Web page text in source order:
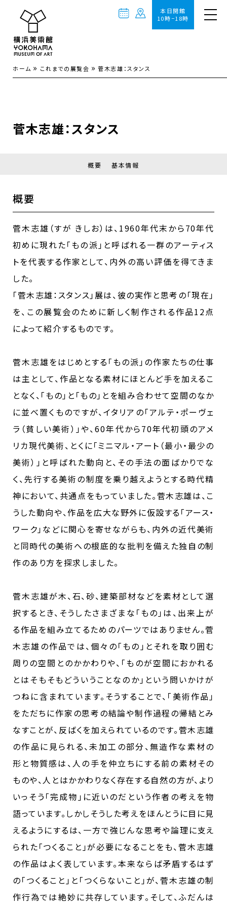
本日開館
10時−18時
ホーム » これまでの展覧会 » 菅木志雄：スタンス
菅木志雄：スタンス
概要 基本情報
概要
菅木志雄（すが きしお）は、1960年代末から70年代
初めに現れた｢もの派｣と呼ばれる一群のアーティス
トを代表する作家として、内外の高い評価を得てきま
した。
｢菅木志雄：スタンス｣展は、彼の実作と思考の｢現在｣
を、この展覧会のために新しく制作される作品12点
によって紹介するものです。
菅木志雄をはじめとする｢もの派｣の作家たちの仕事
は主として、作品となる素材にほとんど手を加えるこ
となく、｢もの｣と｢もの｣とを組み合わせて空間のなか
に並べ置くものですが、イタリアの｢アルテ・ポーヴェ
ラ（貧しい美術）｣や、60年代から70年代初頭のアメ
リカ現代美術、とくに｢ミニマル・アート（最小・最少の
美術）｣と呼ばれた動向と、その手法の面ばかりでな
く、先行する美術の制度を乗り越えようとする時代精
神において、共通点をもっていました。菅木志雄は、こ
うした動向や、作品を広大な野外に仮設する｢アース・
ワーク｣などに関心を寄せながらも、内外の近代美術
と同時代の美術への根底的な批判を備えた独自の制
作のあり方を探求しました。
菅木志雄が木、石、砂、建築部材などを素材として選
択するとき、そうしたさまざまな｢もの｣は、出来上が
る作品を組み立てるためのパーツではありません。菅
木志雄の作品では、個々の｢もの｣とそれを取り囲む
周りの空間とのかかわりや、｢ものが空間におかれる
とはそもそもどういうことなのか｣という問いかけが
つねに含まれています。そうすることで、｢美術作品｣
をただちに作家の思考の結論や制作過程の帰結とみ
なすことが、反ばくを加えられているのです。菅木志雄
の作品に見られる、未加工の部分、無造作な素材の
形と物質感は、人の手を仲立ちにする前の素材その
ものや、人とはかかわりなく存在する自然の方が、より
いっそう｢完成物｣に近いのだという作者の考えを物
語っています。しかしそうした考えをほんとうに目に見
えるようにするは、一方で強じんな思考や論理に支え
られた｢つくること｣が必要になることをも、菅木志雄
の作品はよく表しています。本来ならば矛盾するはず
の｢つくること｣と｢つくらないこと｣が、菅木志雄の制
作行為では絶妙に共存しています。そして、ふだんは